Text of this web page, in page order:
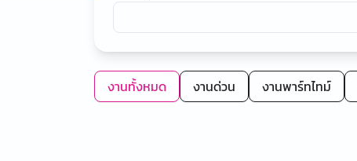
งานทั้งหมด งานด่วน งานพาร์ทไทม์